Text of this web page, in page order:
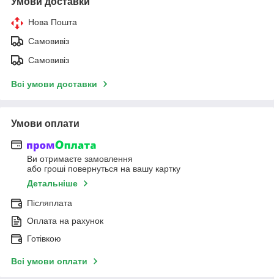
Нова Пошта
Самовивіз
Самовивіз
Всі умови доставки
Умови оплати
Ви отримаєте замовлення
або гроші повернуться на вашу картку
Детальніше
Післяплата
Оплата на рахунок
Готівкою
Всі умови оплати